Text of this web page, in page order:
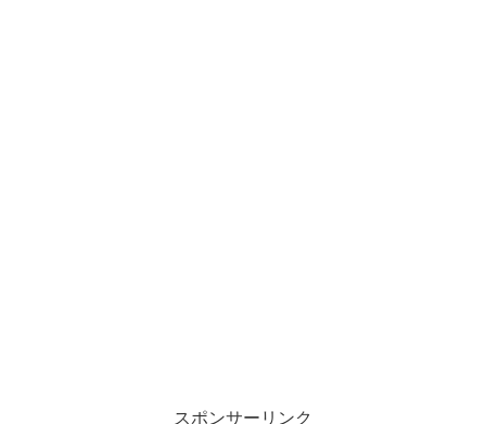
スポンサーリンク